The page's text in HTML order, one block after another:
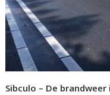
Sibculo – De